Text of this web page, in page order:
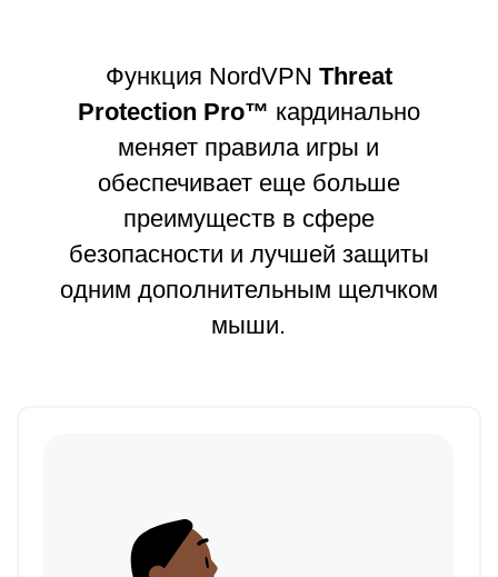
Функция NordVPN Threat
Protection Pro™ кардинально
меняет правила игры и
обеспечивает еще больше
преимуществ в сфере
безопасности и лучшей защиты
одним дополнительным щелчком
мыши.